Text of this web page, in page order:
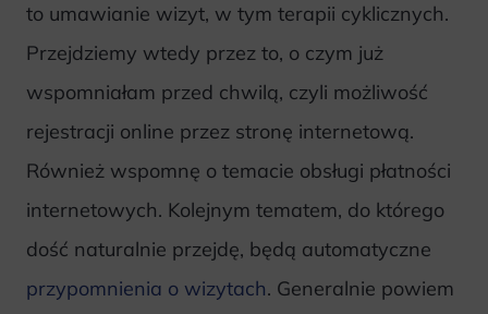
to umawianie wizyt, w tym terapii cyklicznych.
Przejdziemy wtedy przez to, o czym już
wspomniałam przed chwilą, czyli możliwość
rejestracji online przez stronę internetową.
Również wspomnę o temacie obsługi płatności
internetowych. Kolejnym tematem, do którego
dość naturalnie przejdę, będą automatyczne
przypomnienia o wizytach. Generalnie powiem